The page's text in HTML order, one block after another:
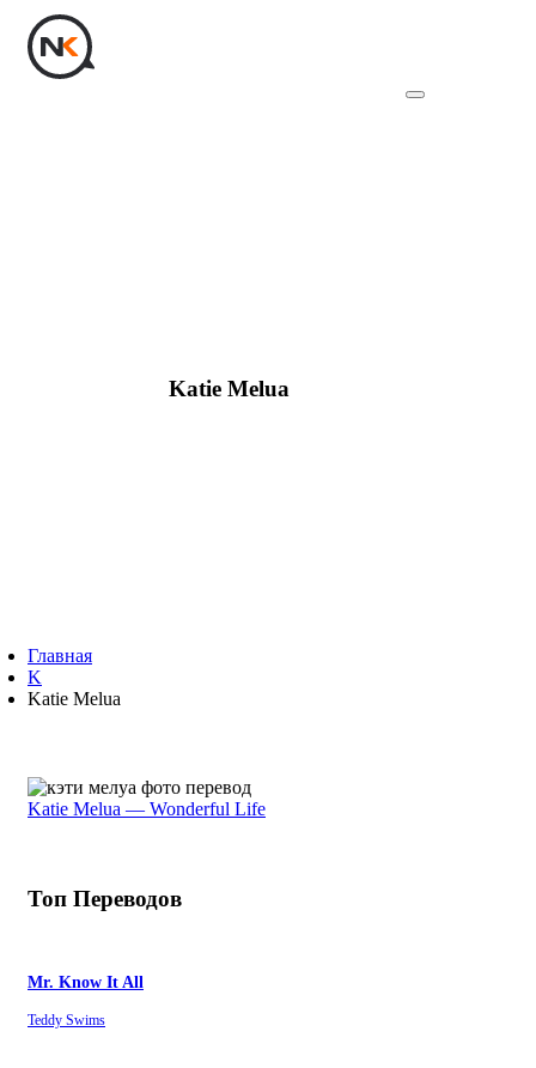
Katie Melua
Главная
K
Katie Melua
Katie Melua — Wonderful Life
Топ Переводов
Mr. Know It All
Teddy Swims